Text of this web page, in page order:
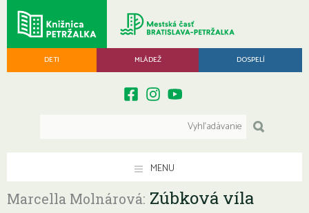
DETI MLÁDEŽ DOSPELÍ
MENU
Marcella Molnárová: Zúbková víla